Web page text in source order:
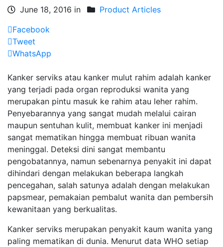
June 18, 2016 in
Product Articles
Facebook
Tweet
WhatsApp
Kanker serviks atau kanker mulut rahim adalah kanker
yang terjadi pada organ reproduksi wanita yang
merupakan pintu masuk ke rahim atau leher rahim.
Penyebarannya yang sangat mudah melalui cairan
maupun sentuhan kulit, membuat kanker ini menjadi
sangat mematikan hingga membuat ribuan wanita
meninggal. Deteksi dini sangat membantu
pengobatannya, namun sebenarnya penyakit ini dapat
dihindari dengan melakukan beberapa langkah
pencegahan, salah satunya adalah dengan melakukan
papsmear, pemakaian pembalut wanita dan pembersih
kewanitaan yang berkualitas.
Kanker serviks merupakan penyakit kaum wanita yang
paling mematikan di dunia. Menurut data WHO setiap